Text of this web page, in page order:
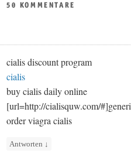
50 KOMMENTARE
cialis discount program
cialis
buy cialis daily online
[url=http://cialisquw.com/
order viagra cialis
Antworten ↓